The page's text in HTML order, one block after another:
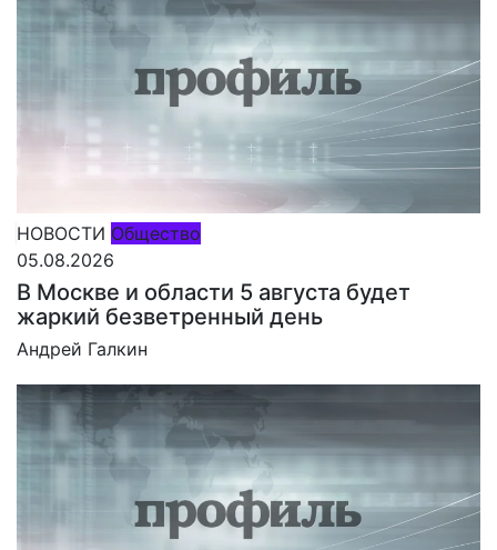
НОВОСТИ Общество
05.08.2026
В Москве и области 5 августа будет
жаркий безветренный день
Андрей Галкин